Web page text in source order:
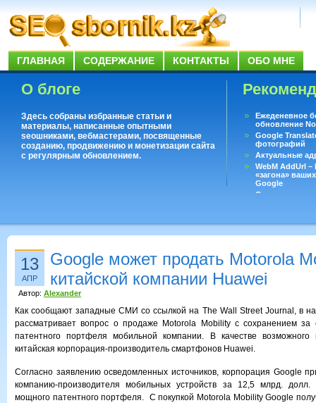
ГЛАВНАЯ СОДЕРЖАНИЕ КОНТАКТЫ ОБО МНЕ
О блоге
Здесь собраны избранные статьи и
материалы, написанные опытными
seoшниками, вебмастерами, посвященные
созданию, продвижению и монетизации сайта
с регулярным обновлением.
Ежеденевное
обновление
Google
фотографий
Актуальные
WebM AddUrl
«загона»
Google
Существует
13
АПР
Google может продать Motorola
китайской компании Huawei
Автор: Alexander
Как сообщают западные СМИ со ссылкой на The Wall Street Journal, в
рассматривает вопрос о продаже Motorola Mobility с сохранением за
патентного портфеля мобильной компании. В качестве возможного
китайская корпорация-производитель смартфонов Huawei.
Согласно заявлению осведомленных источников, корпорация Google
компанию-производителя мобильных устройств за 12,5 млрд.
мощного патентного портфеля. С покупкой Motorola Mobility Google